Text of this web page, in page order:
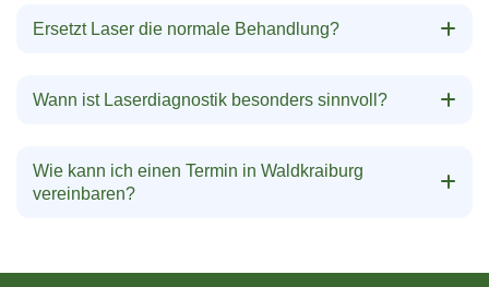
Ersetzt Laser die normale Behandlung?
Wann ist Laserdiagnostik besonders sinnvoll?
Wie kann ich einen Termin in Waldkraiburg
vereinbaren?